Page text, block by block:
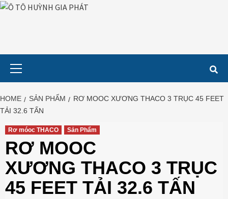
HOME SẢN PHẨM
RƠ MOOC XƯƠNG THACO 3 TRỤC 45 FEET
TẢI 32.6 TẤN
Rơ móoc THACO Sản Phẩm
RƠ MOOC
XƯƠNG THACO 3 TRỤC
45 FEET TẢI 32.6 TẤN